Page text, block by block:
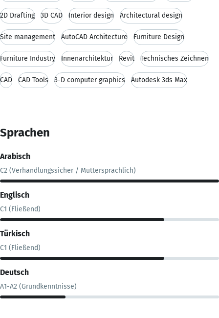
2D Drafting 3D CAD Interior design Architectural design
Site management AutoCAD Architecture Furniture Design
Furniture Industry Innenarchitektur Revit Technisches Zeichnen
CAD CAD Tools 3-D computer graphics Autodesk 3ds Max
Sprachen
Arabisch
C2 (Verhandlungssicher / Muttersprachlich)
Englisch
C1 (Fließend)
Türkisch
C1 (Fließend)
Deutsch
A1-A2 (Grundkenntnisse)